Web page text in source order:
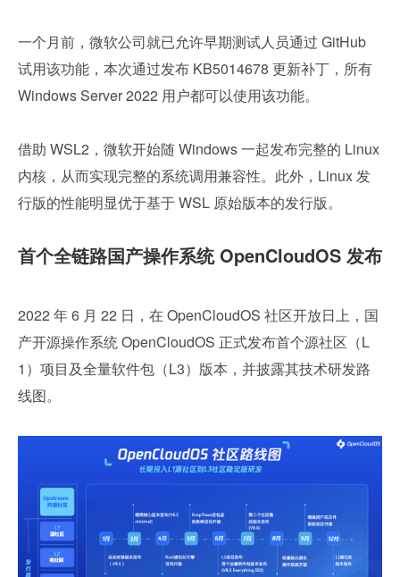
一个月前，微软公司就已允许早期测试人员通过 GitHub
试用该功能，本次通过发布 KB5014678 更新补丁，所有
Windows Server 2022 用户都可以使用该功能。
借助 WSL2，微软开始随 Windows 一起发布完整的 Linux
内核，从而实现完整的系统调用兼容性。此外，Linux 发
行版的性能明显优于基于 WSL 原始版本的发行版。
首个全链路国产操作系统 OpenCloudOS 发布
2022 年 6 月 22 日，在 OpenCloudOS 社区开放日上，国
产开源操作系统 OpenCloudOS 正式发布首个源社区（L
1）项目及全量软件包（L3）版本，并披露其技术研发路
线图。